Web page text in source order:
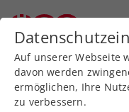
Zurück zur
Turniere
Auf unserer Webseite
davon werden
ermöglichen, Ihre
zu verbessern.